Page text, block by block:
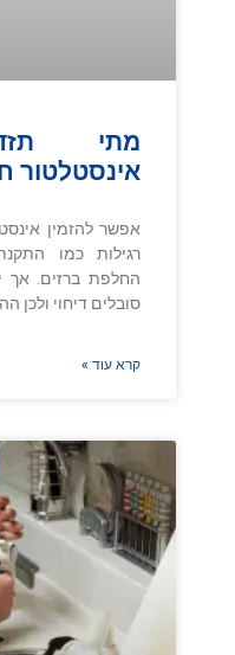
מתי
אינסטלטור
אפשר להזמין
רגילות כמו
החלפת ברזים. אך
סובלים דיחוי ולכן
קרא עוד »